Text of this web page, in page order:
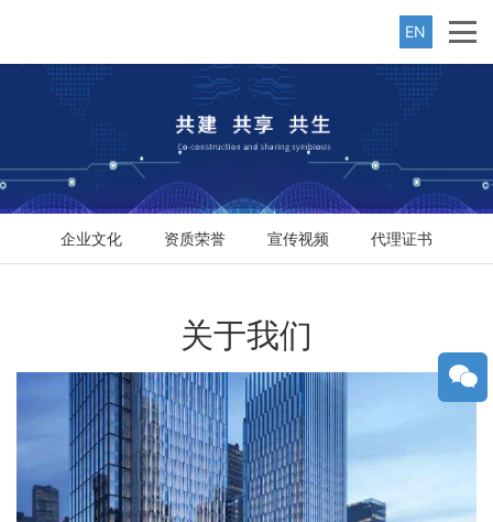
EN
企业文化 资质荣誉 宣传视频 代理证书
关于我们